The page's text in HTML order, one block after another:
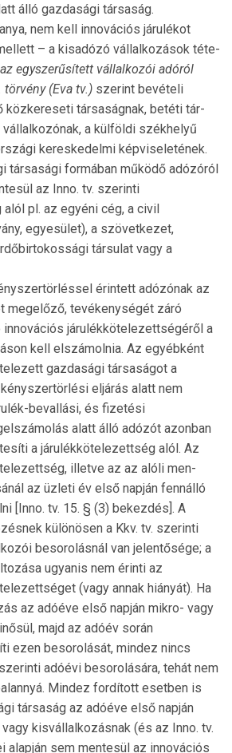
álló gazdasági társaság.
nem kell innovációs járulékot
– a kisadózó vállalkozások téte­
az egyszerűsített vállalkozói adóról
(Eva tv.) szerint bevételi
közkereseti társaságnak, betéti tár­
vállalkozónak, a külföldi székhelyű
kereskedelmi képviseletének.
társasági formában működő adózóról
az Inno. tv. szerinti
pl. az egyéni cég, a civil
egyesület), a szövetkezet,
társulat vagy a
érintett adózónak az
megelőző, tevékenységét záró
járulékkötelezettségéről a
kell elszámolnia. Az egyébként
gazdasági társaságot a
eljárás alatt nem
bevallási, és fizetési
alatt álló adózót azonban
a já­rulékkötelezettség alól. Az
illetve az az alóli men­
az üzleti év első napján fennálló
[Inno. tv. 15. § (3) bekezdés]. A
különösen a Kkv. tv. szerinti
besorolásnál van jelentősége; a
ugyanis nem érinti az
(vagy annak hiányát). Ha
az adóéve első napján mikro- vagy
majd az adóév során
ezen besorolását, mindez nincs
adóévi besorolására, tehát nem
Mindez fordított esetben is
társaság az adóéve első napján
kisvállalkozásnak (és az Inno. tv.
alapján sem mentesül az innovációs